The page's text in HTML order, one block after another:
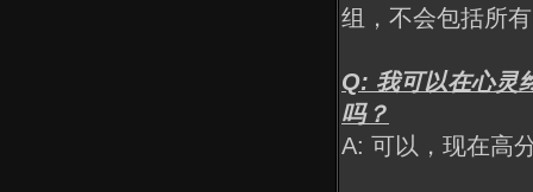
组，不会包括所
Q: 我可以在心灵
吗？
A: 可以，现在高